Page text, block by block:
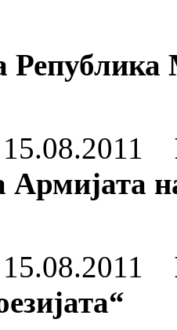
Армијата